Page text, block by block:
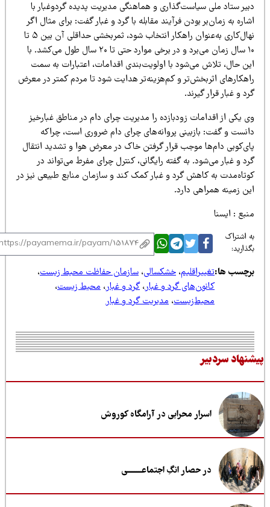
ستاد ملی سیاست‌گذاری و هماهنگی مدیریت پدیده گردوغبار با
به زمان‌بر بودن فرآیند مقابله با گرد و غبار گفت: برای مثال اگر
نهال‌کاری به‌عنوان راهکار انتخاب شود، ثمربخشی حداقلی آن بین ۵ تا
۱۰ سال زمان می‌برد و در برخی موارد حتی تا ۲۰ سال طول می‌کشد. با
حال، تلاش می‌شود با اولویت‌بندی اقدامات، اعتبارات به سمت
اثربخش‌تر و کم‌هزینه‌تر هدایت شود تا مردم کمتر در معرض
و غبار قرار گیرند.
یکی از اقدامات زودبازده را مدیریت چرای دام در مناطق غبارخیز
و گفت: بازبینی پروانه‌های چرای دام ضروری است، چراکه
دام‌ها موجب قرار گرفتن خاک در معرض هوا و تشدید انتقال
و غبار می‌شود. به گفته رایگانی، کنترل چرای مفرط می‌تواند در
به کاهش گرد و غبار کمک کند و سازمان منابع طبیعی نیز در
زمینه همراهی دارد.
: ایسنا
اشتراک
ها:تغییراقلیم،خشکسالی،سازمان حفاظت محیط زیست،
کانون‌های گرد و غبار،گرد و غبار،محیط زیست،
محیط‌زیست،مدیریت گرد و غبار
سردبیر
اسرار محرابی در آرامگاه کوروش
در حصار انگِ اجتماعــــــــی